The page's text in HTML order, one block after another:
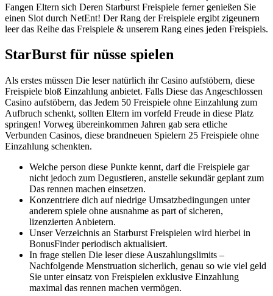
Fangen Eltern sich Deren Starburst Freispiele ferner genießen Sie
einen Slot durch NetEnt! Der Rang der Freispiele ergibt zigeunern
leer das Reihe das Freispiele & unserem Rang eines jeden Freispiels.
StarBurst für nüsse spielen
Als erstes müssen Die leser natürlich ihr Casino aufstöbern, diese
Freispiele bloß Einzahlung anbietet. Falls Diese das Angeschlossen
Casino aufstöbern, das Jedem 50 Freispiele ohne Einzahlung zum
Aufbruch schenkt, sollten Eltern im vorfeld Freude in diese Platz
springen! Vorweg übereinkommen Jahren gab sera etliche
Verbunden Casinos, diese brandneuen Spielern 25 Freispiele ohne
Einzahlung schenkten.
Welche person diese Punkte kennt, darf die Freispiele gar
nicht jedoch zum Degustieren, anstelle sekundär geplant zum
Das rennen machen einsetzen.
Konzentriere dich auf niedrige Umsatzbedingungen unter
anderem spiele ohne ausnahme as part of sicheren,
lizenzierten Anbietern.
Unser Verzeichnis an Starburst Freispielen wird hierbei in
BonusFinder periodisch aktualisiert.
In frage stellen Die leser diese Auszahlungslimits –
Nachfolgende Menstruation sicherlich, genau so wie viel geld
Sie unter einsatz von Freispielen exklusive Einzahlung
maximal das rennen machen vermögen.